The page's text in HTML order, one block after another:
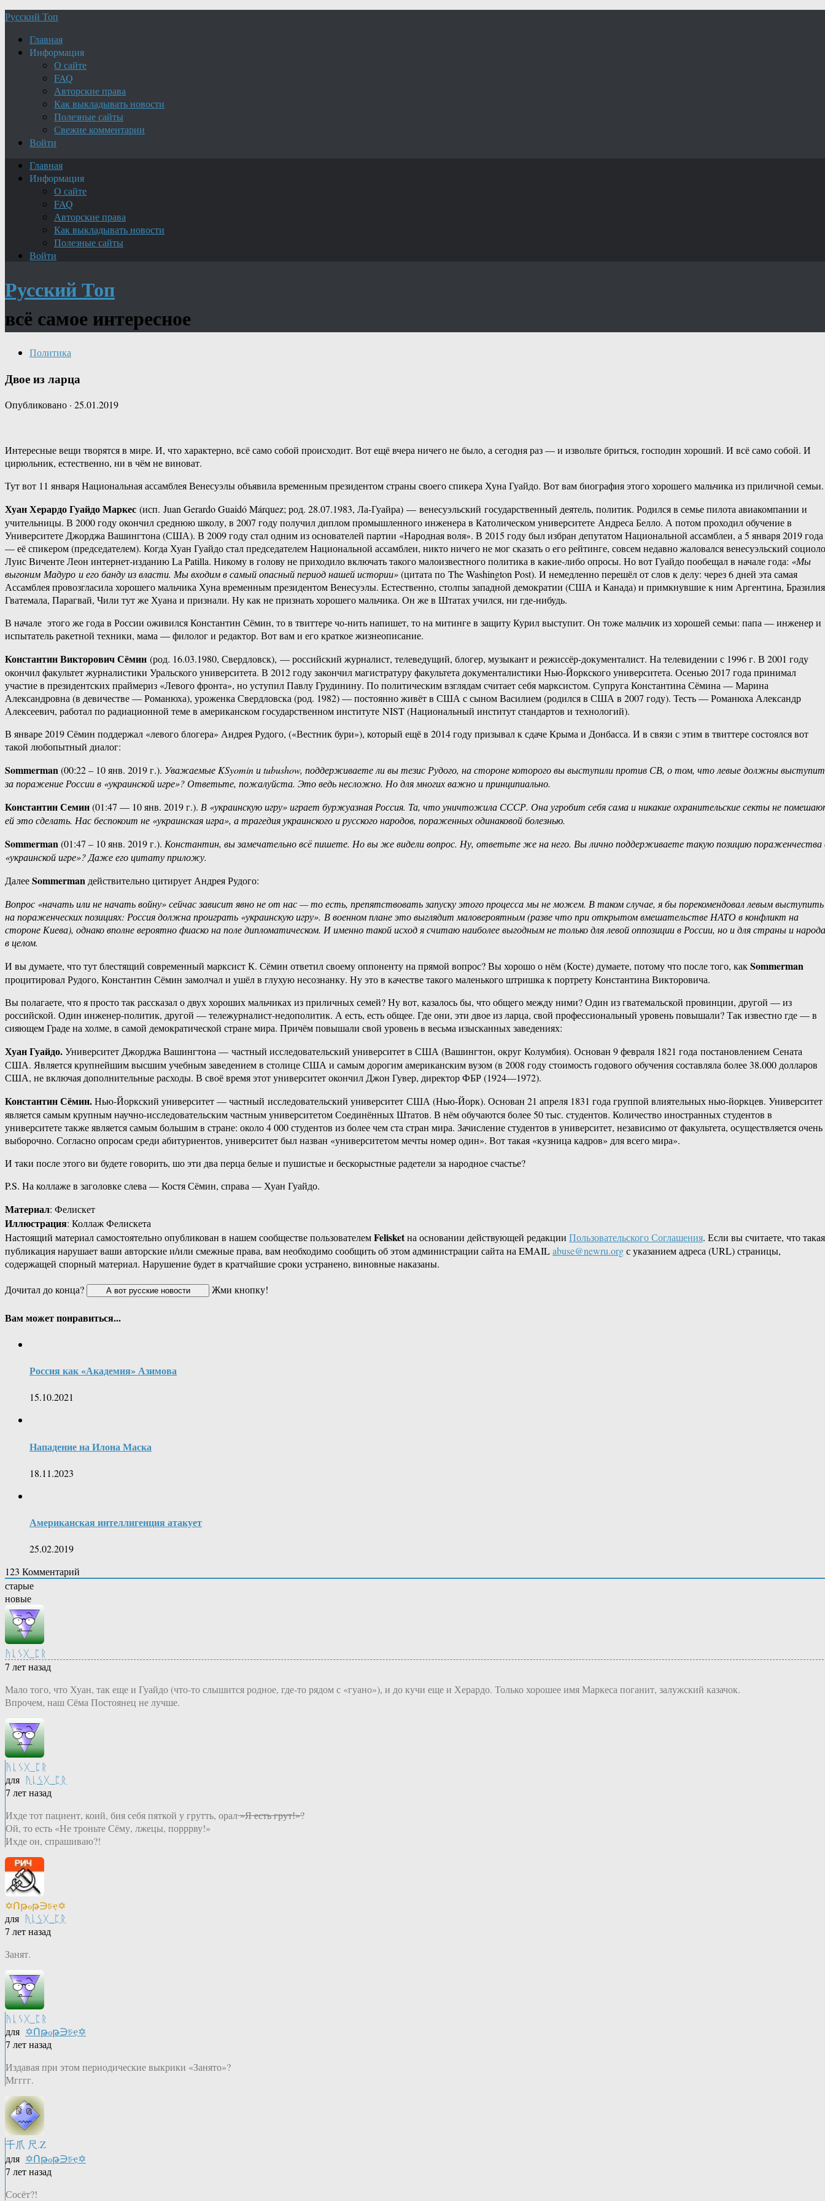
Русский Топ
Главная
Информация
О сайте
FAQ
Авторские права
Как выкладывать новости
Полезные сайты
Свежие комментарии
Войти
Главная
Информация
О сайте
FAQ
Авторские права
Как выкладывать новости
Полезные сайты
Войти
Русский Топ
всё самое интересное
Политика
Двое из ларца
Опубликовано · 25.01.2019
Интересные вещи творятся в мире. И, что характерно, всё само собой происходит. Вот ещё вчера ничего не было, а сегодня раз — и извольте бриться, господин хороший. И всё само собой. И
цирюльник, естественно, ни в чём не виноват.
Тут вот 11 января Национальная ассамблея Венесуэлы объявила временным президентом страны своего спикера Хуна Гуайдо. Вот вам биография этого хорошего мальчика из приличной семьи.
Хуан Херардо Гуайдо Маркес (исп. Juan Gerardo Guaidó Márquez; род. 28.07.1983, Ла-Гуайра) — венесуэльский государственный деятель, политик. Родился в семье пилота авиакомпании и
учительницы. В 2000 году окончил среднюю школу, в 2007 году получил диплом промышленного инженера в Католическом университете Андреса Белло. А потом проходил обучение в
Университете Джорджа Вашингтона (США). В 2009 году стал одним из основателей партии «Народная воля». В 2015 году был избран депутатом Национальной ассамблеи, а 5 января 2019 года
— её спикером (председателем). Когда Хуан Гуайдо стал председателем Национальной ассамблеи, никто ничего не мог сказать о его рейтинге, совсем недавно жаловался венесуэльский
Луис Виченте Леон интернет-изданию La Patilla. Никому в голову не приходило включать такого малоизвестного политика в какие-либо опросы. Но вот Гуайдо пообещал в начале года: «Мы
выгоним Мадуро и его банду из власти. Мы входим в самый опасный период нашей истории»(цитата по The Washington Post). И немедленно перешёл от слов к делу: через 6 дней эта самая
Ассамблея провозгласила хорошего мальчика Хуна временным президентом Венесуэлы. Естественно, столпы западной демократии (США и Канада) и примкнувшие к ним Аргентина,
Гватемала, Парагвай, Чили тут же Хуана и признали. Ну как не признать хорошего мальчика. Он же в Штатах учился, ни где-нибудь.
В начале этого же года в России оживился Константин Сёмин, то в твиттере чо-нить напишет, то на митинге в защиту Курил выступит. Он тоже мальчик из хорошей семьи: папа — инженер и
испытатель ракетной техники, мама — филолог и редактор. Вот вам и его краткое жизнеописание.
Константин Викторович Сёмин (род. 16.03.1980, Свердловск), — российский журналист, телеведущий, блогер, музыкант и режиссёр-документалист. На телевидении с 1996 г. В 2001 году
окончил факультет журналистики Уральского университета. В 2012 году закончил магистратуру факультета документалистики Нью-Йоркского университета. Осенью 2017 года принимал
участие в президентских праймериз «Левого фронта», но уступил Павлу Грудинину. По политическим взглядам считает себя марксистом. Супруга Константина Сёмина — Марина
Александровна (в девичестве — Романюха), уроженка Свердловска (род. 1982) — постоянно живёт в США с сыном Василием (родился в США в 2007 году). Тесть — Романюха Александр
Алексеевич, работал по радиационной теме в американском государственном институте NIST (Национальный институт стандартов и технологий).
В январе 2019 Сёмин поддержал «левого блогера» Андрея Рудого, («Вестник бури»), который ещё в 2014 году призывал к сдаче Крыма и Донбасса. И в связи с этим в твиттере состоялся вот
такой любопытный диалог:
Sommerman(00:22 – 10 янв. 2019 г.). Уважаемые KSyomin и tubushow, поддерживаете ли вы тезис Рудого, на стороне которого вы выступили против СВ, о том, что левые должны
за поражение России в «украинской игре»? Ответьте, пожалуйста. Это ведь несложно. Но для многих важно и принципиально.
Константин Семин(01:47 — 10 янв. 2019 г.). В «украинскую игру» играет буржуазная Россия. Та, что уничтожила СССР. Она угробит себя сама и никакие охранительские секты не
ей это сделать. Нас беспокоит не «украинская игра», а трагедия украинского и русского народов, пораженных одинаковой болезнью.
Sommerman(01:47 – 10 янв. 2019 г.). Константин, вы замечательно всё пишете. Но вы же видели вопрос. Ну, ответьте же на него. Вы лично поддерживаете такую позицию пораженчества
«украинской игре»? Даже его цитату приложу.
ДалееSommermanдействительно цитирует Андрея Рудого:
Вопрос «начать или не начать войну» сейчас зависит явно не от нас — то есть, препятствовать запуску этого процесса мы не можем. В таком случае, я бы порекомендовал левым выступить
на пораженческих позициях: Россия должна проиграть «украинскую игру». В военном плане это выглядит маловероятным (разве что при открытом вмешательстве НАТО в конфликт на
стороне Киева), однако вполне вероятно фиаско на поле дипломатическом. И именно такой исход я считаю наиболее выгодным не только для левой оппозиции в России, но и для страны и народа
в целом.
И вы думаете, что тут блестящий современный марксист К. Сёмин ответил своему оппоненту на прямой вопрос? Вы хорошо о нём (Косте) думаете, потому что после того, какSommerman
процитировал Рудого, Константин Сёмин замолчал и ушёл в глухую несознанку. Ну это в качестве такого маленького штришка к портрету Константина Викторовича.
Вы полагаете, что я просто так рассказал о двух хороших мальчиках из приличных семей? Ну вот, казалось бы, что общего между ними? Один из гватемальской провинции, другой — из
российской. Один инженер-политик, другой — тележурналист-недополитик. А есть, есть общее. Где они, эти двое из ларца, свой профессиональный уровень повышали? Так известно где — в
сияющем Граде на холме, в самой демократической стране мира. Причём повышали свой уровень в весьма изысканных заведениях:
Хуан Гуайдо.Университет Джорджа Вашингтона — частный исследовательский университет в США (Вашингтон, округ Колумбия). Основан 9 февраля 1821 года постановлением Сената
США. Является крупнейшим высшим учебным заведением в столице США и самым дорогим американским вузом (в 2008 году стоимость годового обучения составляла более 38.000 долларов
США, не включая дополнительные расходы. В своё время этот университет окончил Джон Гувер, директор ФБР (1924—1972).
Константин Сёмин.Нью-Йоркский университет — частный исследовательский университет США (Нью-Йорк). Основан 21 апреля 1831 года группой влиятельных нью-йоркцев. Университет
является самым крупным научно-исследовательским частным университетом Соединённых Штатов. В нём обучаются более 50 тыс. студентов. Количество иностранных студентов в
университете также является самым большим в стране: около 4 000 студентов из более чем ста стран мира. Зачисление студентов в университет, независимо от факультета, осуществляется очень
выборочно. Согласно опросам среди абитуриентов, университет был назван «университетом мечты номер один». Вот такая «кузница кадров» для всего мира».
И таки после этого ви будете говорить, шо эти два перца белые и пушистые и бескорыстные радетели за народное счастье?
P.S. На коллаже в заголовке слева — Костя Сёмин, справа — Хуан Гуайдо.
Материал: Фелискет
Иллюстрация: Коллаж Фелискета
Настоящий материал самостоятельно опубликован в нашем сообществе пользователемFelisketна основании действующей редакции Пользовательского Соглашения. Если вы считаете, что такая
публикация нарушает ваши авторские и/или смежные права, вам необходимо сообщить об этом администрации сайта на EMAILabuse@newru.orgс указанием адреса (URL) страницы,
содержащей спорный материал. Нарушение будет в кратчайшие сроки устранено, виновные наказаны.
Дочитал до конца?
Жми кнопку!
Вам может понравиться...
Россия как «Академия» Азимова
15.10.2021
Нападение на Илона Маска
18.11.2023
Американская интеллигенция атакует
25.02.2019
123 Комментарий
старые
новые
ᚤᚳᛊᚷ_ᛈᚱ
7 лет назад
Мало того, что Хуан, так еще и Гуайдо (что-то слышится родное, где-то рядом с «гуано»), и до кучи еще и Херардо. Только хорошее имя Маркеса поганит, залужский казачок.
Впрочем, наш Сёма Постоянец не лучше.
ᚤᚳᛊᚷ_ᛈᚱ
для ᚤᚳᛊᚷ_ᛈᚱ
7 лет назад
Ихде тот пациент, коий, бия себя пяткой у грутть, орал ̶»̶Я̶ ̶е̶с̶т̶ь̶ ̶г̶р̶у̶т̶!̶»̶?
Ой, то есть «Не троньте Сёму, лжецы, порррву!»
Ихде он, спрашиваю?!
✡Ոթℴթ∋চҿ✡
для ᚤᚳᛊᚷ_ᛈᚱ
7 лет назад
Занят.
ᚤᚳᛊᚷ_ᛈᚱ
для ✡Ոթℴթ∋চҿ✡
7 лет назад
Издавая при этом периодические выкрики «Занято»?
Мгггг.
千爪 尺.Z
для ✡Ոթℴթ∋চҿ✡
7 лет назад
Сосёт?!